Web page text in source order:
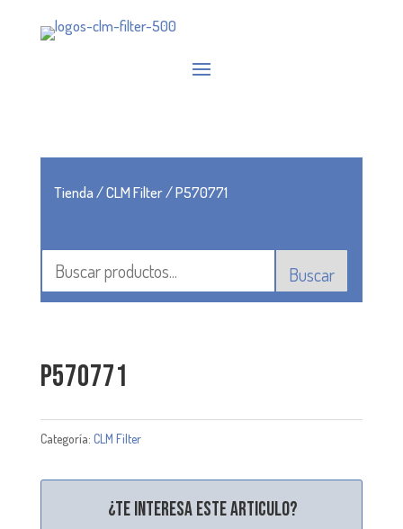
Tienda/CLM Filter/ P570771
Buscar
P570771
Categoría: CLM Filter
¿Te interesa este articulo?